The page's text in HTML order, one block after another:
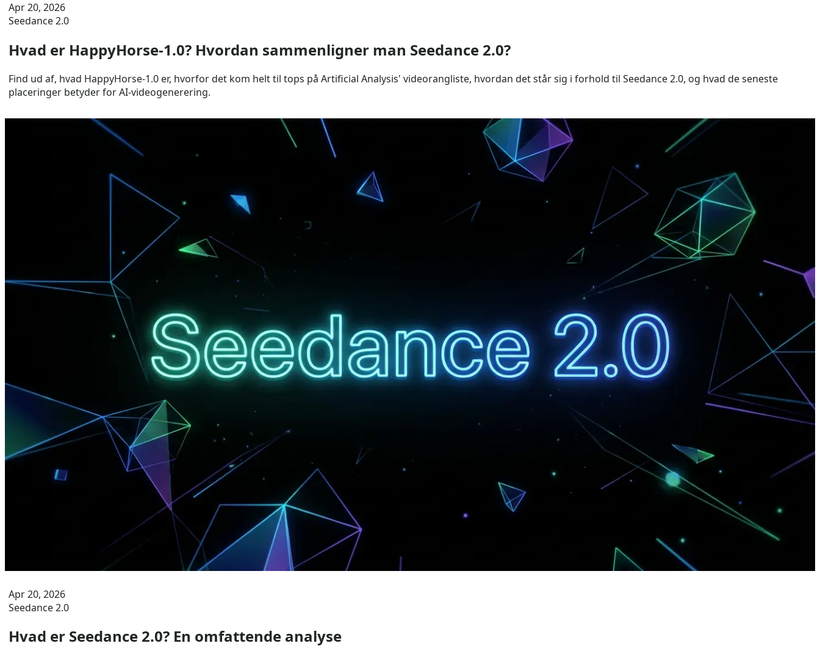
Apr 20, 2026
Seedance 2.0
Hvad er HappyHorse-1.0? Hvordan sammenligner man Seedance 2.0?
Find ud af, hvad HappyHorse-1.0 er, hvorfor det kom helt til tops på Artificial Analysis' videorangliste, hvordan det står sig i forhold til Seedance 2.0, og hvad de seneste
placeringer betyder for AI-videogenerering.
Apr 20, 2026
Seedance 2.0
Hvad er Seedance 2.0? En omfattende analyse